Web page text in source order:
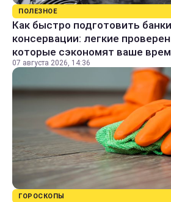
ПОЛЕЗНОЕ
Как быстро подготовить
консервации: легкие
которые сэкономят ваше
07 августа 2026, 14:36
ГОРОСКОПЫ